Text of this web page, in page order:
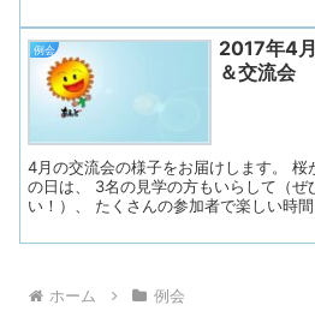
り。 司会のパートナーさんからご
箱に入ったティッシュと旅行パンフレ
うぞ(^^)/）でした☆ 賞品まで用意して
遣いが素敵です。 次に、前回大好評だ
いました。 振付担当STのITさんの声か
わせて、? １）首の運動／首を左
手の運動／両手を胸の前でグー・前に突
手首...
例会
2017年4
＆交流会
4月の交流会の様子をお届けします。 桜
の日は、 3名の見学の方もいらして（ぜ
い！）、 たくさんの参加者で楽しい時
でした。 九州からは４校。 福岡か
書いておきました。 九州勢が大活躍で
ホーム 例会